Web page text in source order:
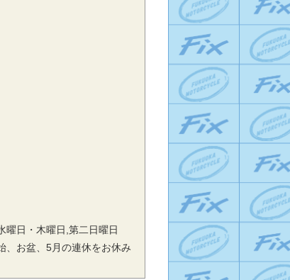
曜日・木曜日,第二日曜日
、お盆、5月の連休をお休み